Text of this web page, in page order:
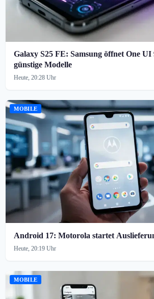
Galaxy S25 FE: Samsung öffnet One
günstige Modelle
Heute, 20:28 Uhr
MOBILE
Android 17: Motorola startet
Heute, 20:19 Uhr
MOBILE